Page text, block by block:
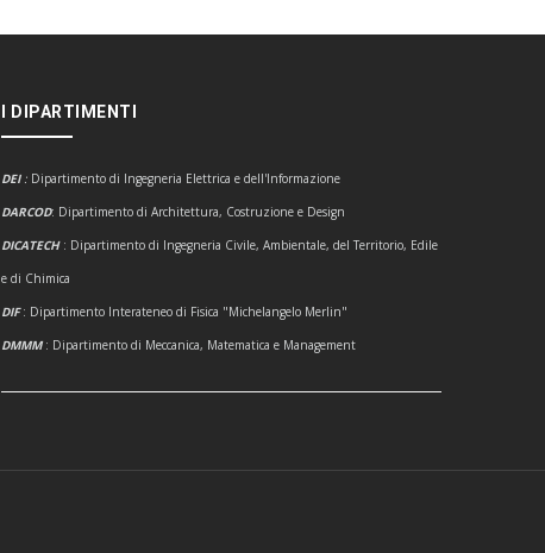
I DIPARTIMENTI
DEI : Dipartimento di Ingegneria Elettrica e dell'Informazione
DARCOD: Dipartimento di Architettura, Costruzione e Design
DICATECH : Dipartimento di Ingegneria Civile, Ambientale, del Territorio, Edile
e di Chimica
DIF: Dipartimento Interateneo di Fisica "Michelangelo Merlin"
DMMM: Dipartimento di Meccanica, Matematica e Management